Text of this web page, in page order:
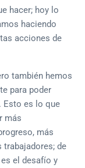
hacer; hoy lo
haciendo
acciones de
también hemos
para poder
Esto es lo que
más
más
de
el desafío y